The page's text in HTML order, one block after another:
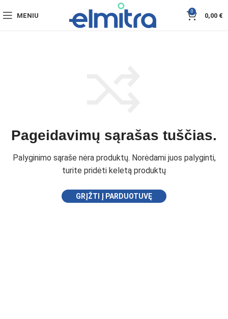
MENIU
0
0,00 €
Pageidavimų sąrašas tuščias.
Palyginimo sąraše nėra produktų. Norėdami juos palyginti,
turite pridėti keletą produktų
GRĮŽTI Į PARDUOTUVĘ